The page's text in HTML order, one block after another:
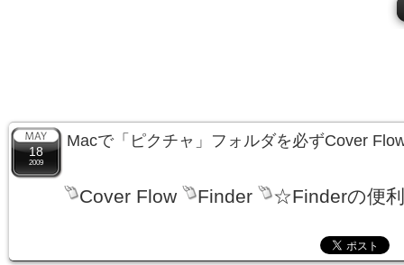
18
2009
Macで「ピクチャ」フォルダを必ずCover
Cover Flow Finder ☆Finderの便